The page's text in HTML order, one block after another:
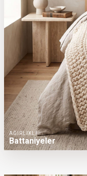
AĞIRLIKLI
Battaniyeler